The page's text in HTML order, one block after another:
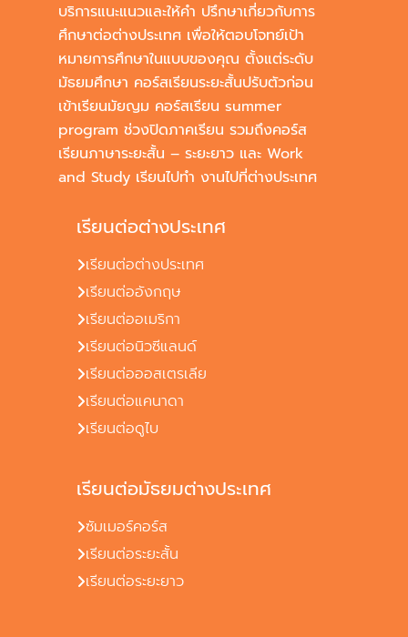
บริการแนะแนวและให้คำ ปรึกษาเกี่ยวกับการ
ศึกษาต่อต่างประเทศ เพื่อให้ตอบโจทย์เป้า
หมายการศึกษาในแบบของคุณ ตั้งแต่ระดับ
มัธยมศึกษา คอร์สเรียนระยะสั้นปรับตัวก่อน
เข้าเรียนมัยญม คอร์สเรียน summer
program ช่วงปิดภาคเรียน รวมถึงคอร์ส
เรียนภาษาระยะสั้น – ระยะยาว และ Work
and Study เรียนไปทำ งานไปที่ต่างประเทศ
เรียนต่อต่างประเทศ
เรียนต่อต่างประเทศ
เรียนต่ออังกฤษ
เรียนต่ออเมริกา
เรียนต่อนิวซีแลนด์
เรียนต่อออสเตรเลีย
เรียนต่อแคนาดา
เรียนต่อดูไบ
เรียนต่อมัธยมต่างประเทศ
ซัมเมอร์คอร์ส
เรียนต่อระยะสั้น
เรียนต่อระยะยาว